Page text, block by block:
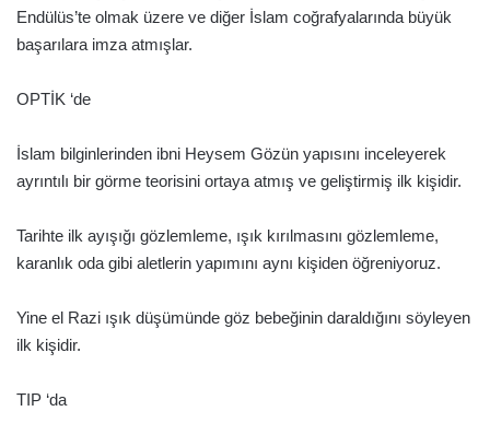
Endülüs’te olmak üzere ve diğer İslam coğrafyalarında büyük
başarılara imza atmışlar.
OPTİK ‘de
İslam bilginlerinden ibni Heysem Gözün yapısını inceleyerek
ayrıntılı bir görme teorisini ortaya atmış ve geliştirmiş ilk kişidir.
Tarihte ilk ayışığı gözlemleme, ışık kırılmasını gözlemleme,
karanlık oda gibi aletlerin yapımını aynı kişiden öğreniyoruz.
Yine el Razi ışık düşümünde göz bebeğinin daraldığını söyleyen
ilk kişidir.
TIP ‘da